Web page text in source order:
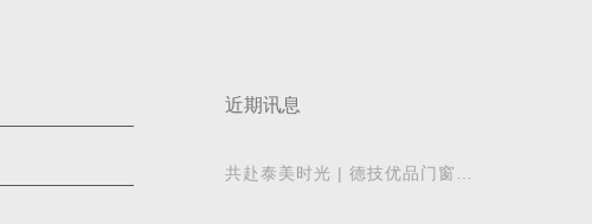
近期讯息
共赴泰美时光 | 德技优品门窗